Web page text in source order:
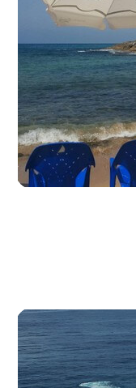
מים, שכשוך
וים ועוד